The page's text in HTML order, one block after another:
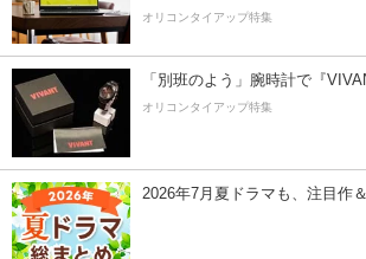
オリコンタイアップ特集
「別班のよう」腕時計で『
オリコンタイアップ特集
2026年7月夏ドラマも、注目作